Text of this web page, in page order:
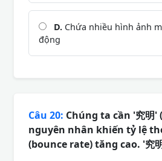
D. Chứa nhiều hình ảnh
động
Câu 20: Chúng ta cần '究明'
nguyên nhân khiến tỷ lệ
(bounce rate) tăng cao. '究